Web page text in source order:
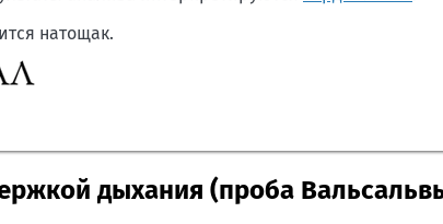
натощак.
дыхания (проба